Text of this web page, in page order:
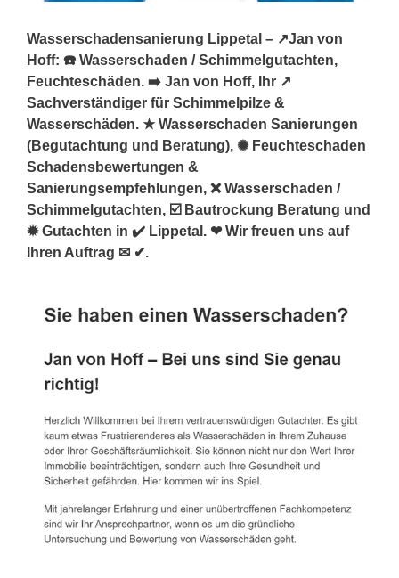
Wasserschadensanierung Lippetal – ↗️Jan von
Hoff: ☎️ Wasserschaden / Schimmelgutachten,
Feuchteschäden. ➡️ Jan von Hoff, Ihr ↗️
Sachverständiger für Schimmelpilze &
Wasserschäden. ★ Wasserschaden Sanierungen
(Begutachtung und Beratung), ✺ Feuchteschaden
Schadensbewertungen &
Sanierungsempfehlungen, ❌ Wasserschaden /
Schimmelgutachten, ☑️ Bautrockung Beratung und
✹ Gutachten in ✔️ Lippetal. ❤ Wir freuen uns auf
Ihren Auftrag ✉ ✔.